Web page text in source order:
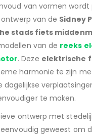
van vormen
van de Sidney
stads fiets
van de reeks
. Deze elektrische
harmonie te zijn
dagelijkse
te maken.
ontwerp met
geweest om